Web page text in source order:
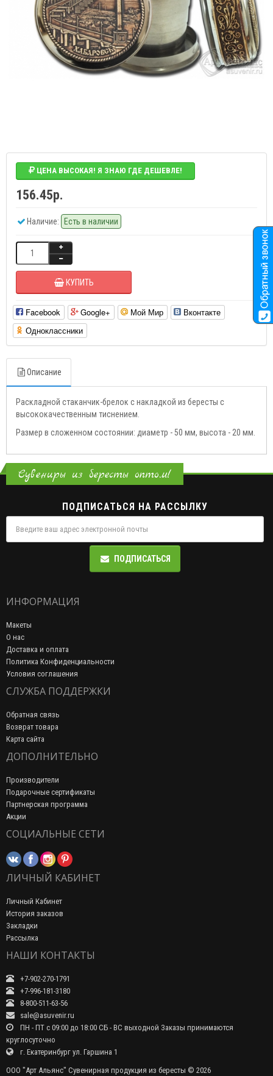
ЦЕНА ВЫСОКАЯ! Я ЗНАЮ ГДЕ ДЕШЕВЛЕ!
156.45р.
Наличие: Есть в наличии
КУПИТЬ
Facebook Google+ Мой Мир
Вконтакте
Одноклассники
Описание
Раскладной стаканчик-брелок с накладкой из бересты с
высококачественным тиснением.
Размер в сложенном состоянии: диаметр - 50 мм, высота - 20 мм.
Сувениры из бересты оптом!
ПОДПИСАТЬСЯ НА РАССЫЛКУ
ПОДПИСАТЬСЯ
ИНФОРМАЦИЯ
Макеты
О нас
Доставка и оплата
Политика Конфиденциальности
Условия соглашения
СЛУЖБА ПОДДЕРЖКИ
Обратная связь
Возврат товара
Карта сайта
ДОПОЛНИТЕЛЬНО
Производители
Подарочные сертификаты
Партнерская программа
Акции
СОЦИАЛЬНЫЕ СЕТИ
ЛИЧНЫЙ КАБИНЕТ
Личный Кабинет
История заказов
Закладки
Рассылка
НАШИ КОНТАКТЫ
+7-902-270-1791
+7-996-181-3180
8-800-511-63-56
sale@asuvenir.ru
ПН - ПТ с 09:00 до 18:00 СБ - ВС выходной Заказы принимаются
круглосуточно
г. Екатеринбург ул. Гаршина 1
ООО "Арт Альянс" Сувенирная продукция из бересты © 2026